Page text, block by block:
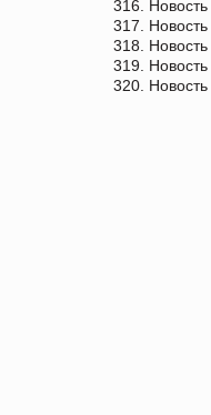
316. Новость
317. Новость
318. Новость
319. Новость
320. Новость